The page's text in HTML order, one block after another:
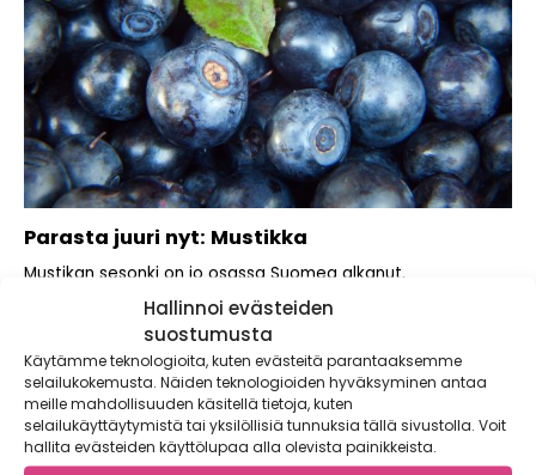
Hallinnoi evästeiden
suostumusta
Käytämme teknologioita, kuten evästeitä parantaaksemme
selailukokemusta. Näiden teknologioiden hyväksyminen antaa
meille mahdollisuuden käsitellä tietoja, kuten
selailukäyttäytymistä tai yksilöllisiä tunnuksia tällä sivustolla. Voit
hallita evästeiden käyttölupaa alla olevista painikkeista.
Parasta juuri nyt: Mustikka
Mustikan sesonki on jo osassa Suomea alkanut.
Mielestämme kaikki syötäväksi kelpaavat kasvikset ovat